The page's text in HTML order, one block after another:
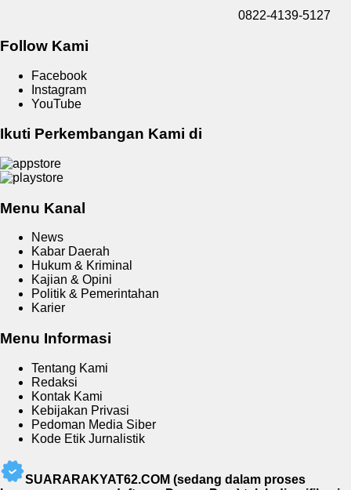
0822-4139-5127
Follow Kami
Facebook
Instagram
YouTube
Ikuti Perkembangan Kami di
Menu Kanal
News
Kabar Daerah
Hukum & Kriminal
Kajian & Opini
Politik & Pemerintahan
Karier
Menu Informasi
Tentang Kami
Redaksi
Kontak Kami
Kebijakan Privasi
Pedoman Media Siber
Kode Etik Jurnalistik
SUARARAKYAT62.COM (sedang dalam proses